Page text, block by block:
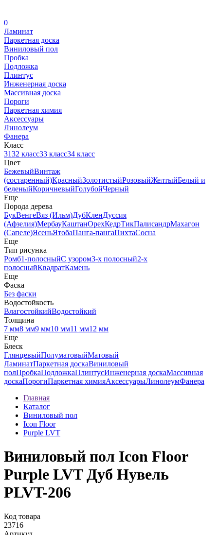
0
Ламинат
Паркетная доска
Виниловый пол
Пробка
Подложка
Плинтус
Инженерная доска
Массивная доска
Пороги
Паркетная химия
Аксессуары
Линолеум
Фанера
Класс
3132 класс33 класс34 класс
Цвет
БежевыйВинтаж
(состаренный)КрасныйЗолотистыйРозовыйЖелтыйБелый и
беленыйКоричневыйГолубойЧерный
Еще
Порода дерева
БукВенгеВяз (Ильм)ДубКленДуссия
(Афзелия)МербауКаштанОрехКедрТикПалисандрМахагон
(Сапеле)ЯсеньЯтобаПанга-пангаПихтаСосна
Еще
Тип рисунка
Ромб1-полосныйС узором3-х полосный2-х
полосныйКвадратКамень
Еще
Фаска
Без фаски
Водостойкость
ВлагостойкийВодостойкий
Толщина
7 мм8 мм9 мм10 мм11 мм12 мм
Еще
Блеск
ГлянцевыйПолуматовыйМатовый
ЛаминатПаркетная доскаВиниловый
полПробкаПодложкаПлинтусИнженерная доскаМассивная
доскаПорогиПаркетная химияАксессуарыЛинолеумФанера
Главная
Каталог
Виниловый пол
Icon Floor
Purple LVT
Виниловый пол Icon Floor
Purple LVT Дуб Нувель
PLVT-206
Код товара
23716